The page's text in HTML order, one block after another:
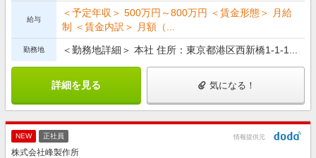
給与
＜予定年収＞ 500万円～800万円 ＜賃金形態＞ 月給
制 ＜賃金内訳＞ 月額（...
勤務地 ＜勤務地詳細＞ 本社 住所：東京都港区西新橋1-1-1...
詳細を見る 気になる！
NEW 正社員 情報提供元
株式会社峰製作所